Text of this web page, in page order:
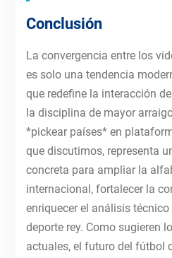
Conclusión
La convergencia entre los
es solo una tendencia
que redefine la interacción
la disciplina de mayor
*pickear países* en
que discutimos, representa
concreta para ampliar la
internacional, fortalecer la
enriquecer el análisis
deporte rey. Como sugieren
actuales, el futuro del fútbol